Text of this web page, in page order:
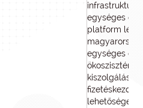
egységes
platform
egységes
ökoszisztéma
lehetőségek